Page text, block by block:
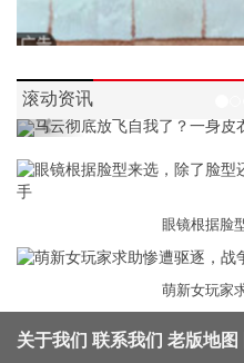
滚动资讯
Previous
眼镜根据脸
萌新女玩家
关于我们 联系我们 老版地图